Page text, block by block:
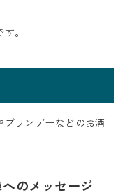
。
ランデーなどのお酒
のメッセージ